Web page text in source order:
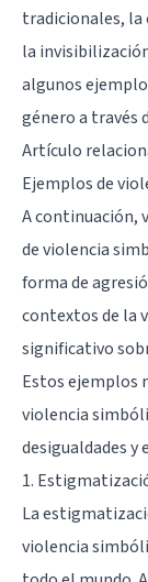
tradicionales, la
la
algunos
género a través
Artículo
Ejemplos de
A continuación,
de violencia
forma de
contextos de la
significativo
Estos ejemplos
violencia
desigualdades y
1.
La
violencia